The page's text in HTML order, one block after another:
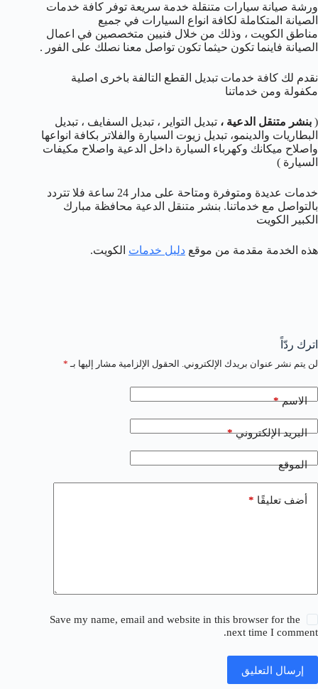
ورشة صيانة سيارات متنقلة خدمة سريعة توفر كافة خدمات
الصيانة المتكاملة لكافة انواع السيارات في جميع
مناطق الكويت ، وذلك من خلال فنيين متخصصين في اعمال
الصيانة فاينما تكون حيثما تكون تواصل معنا نصلك على الفور .
نقدم لك كافة خدمات تبديل القطع التالفة باخرى اصلية
مكفولة ومن خدماتنا
( بنشر متنقل الدعية ، تبديل التواير ، تبديل السفايف ، تبديل
البطاريات والدينمو، تبديل زيوت السيارة والفلاتر بكافة انواعها
واصلاح ميكانك وكهرباء السيارة داخل الدعية واصلاح مكيفات
السيارة )
خدمات عديدة ومتوفرة ومتاحة على مدار 24 ساعة فلا تتردد
بالتواصل مع خدماتنا. بنشر متنقل الدعية محافظة مبارك
الكبير الكويت
هذه الخدمة مقدمة من موقع دليل خدمات الكويت.
اترك ردّاً
لن يتم نشر عنوان بريدك الإلكتروني. الحقول الإلزامية مشار إليها بـ *
الاسم*
البريد الإلكتروني*
الموقع
أضف تعليقًا *
Save my name, email and website in this browser for the
next time I comment.
إرسال التعليق